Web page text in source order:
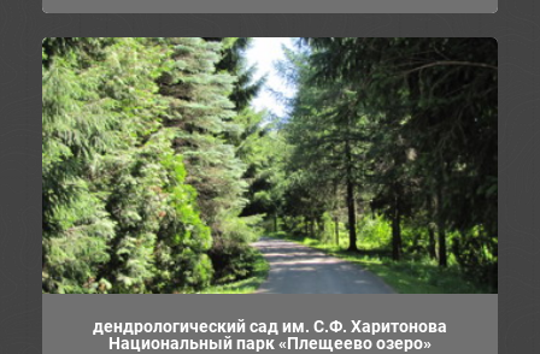
дендрологический сад им. С.Ф. Харитонова
Национальный парк «Плещеево озеро»